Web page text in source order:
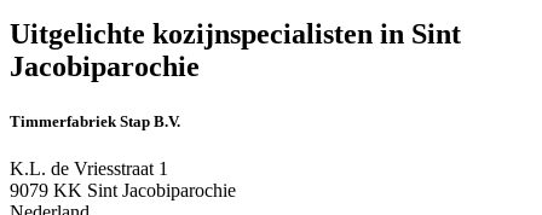
Uitgelichte kozijnspecialisten in Sint
Jacobiparochie
Timmerfabriek Stap B.V.
K.L. de Vriesstraat 1
9079 KK Sint Jacobiparochie